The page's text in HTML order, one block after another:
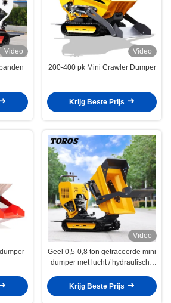
Video
Video
200-400 pk Mini Crawler Dumper
Krijg Beste Prijs
Video
Geel 0,5-0,8 ton getraceerde mini
dumper met lucht / hydraulische
Krijg Beste Prijs